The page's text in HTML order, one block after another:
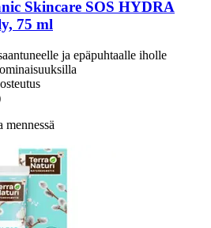
Skincare SOS HYDRA
75 ml
ja epäpuhtaalle iholle